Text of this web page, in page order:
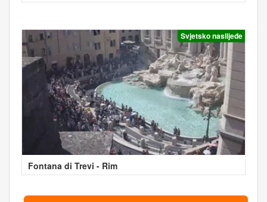
Svjetsko naslijeđe
Fontana di Trevi - Rim